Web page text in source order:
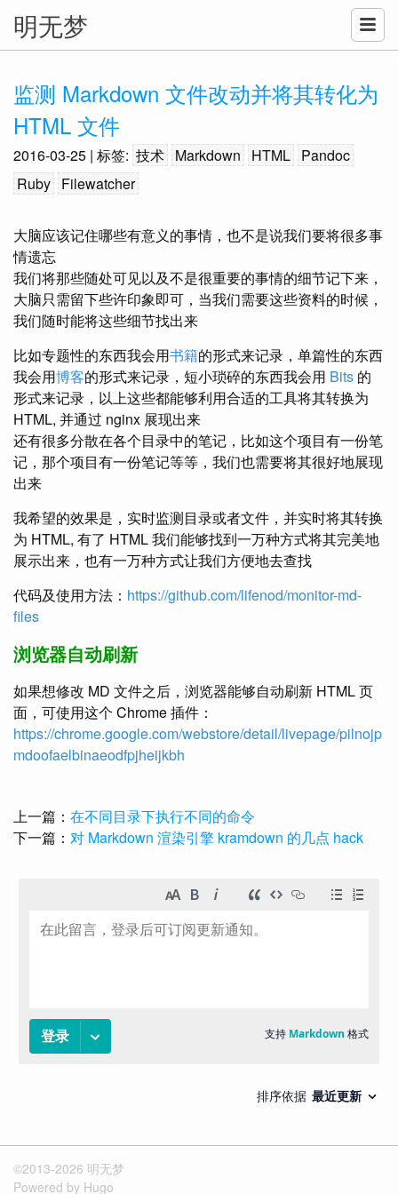
明无梦
监测 Markdown 文件改动并将其转化为
HTML 文件
2016-03-25 | 标签: 技术 Markdown HTML Pandoc
Ruby Filewatcher
大脑应该记住哪些有意义的事情，也不是说我们要将很多事
情遗忘
我们将那些随处可见以及不是很重要的事情的细节记下来，
大脑只需留下些许印象即可，当我们需要这些资料的时候，
我们随时能将这些细节找出来
比如专题性的东西我会用书籍的形式来记录，单篇性的东西
我会用博客的形式来记录，短小琐碎的东西我会用 Bits 的
形式来记录，以上这些都能够利用合适的工具将其转换为
HTML, 并通过 nginx 展现出来
还有很多分散在各个目录中的笔记，比如这个项目有一份笔
记，那个项目有一份笔记等等，我们也需要将其很好地展现
出来
我希望的效果是，实时监测目录或者文件，并实时将其转换
为 HTML, 有了 HTML 我们能够找到一万种方式将其完美地
展示出来，也有一万种方式让我们方便地去查找
代码及使用方法： https://github.com/lifenod/monitor-md-
files
浏览器自动刷新
如果想修改 MD 文件之后，浏览器能够自动刷新 HTML 页
面，可使用这个 Chrome 插件：
https://chrome.google.com/webstore/detail/livepage/pilnojp
mdoofaelbinaeodfpjheijkbh
上一篇： 在不同目录下执行不同的命令
下一篇： 对 Markdown 渲染引擎 kramdown 的几点 hack
©2013-2026 明无梦
Powered by Hugo